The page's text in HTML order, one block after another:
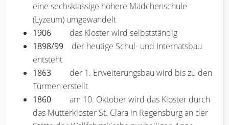
eine sechsklassige höhere Mädchenschule
(Lyzeum) umgewandelt
1906 das Kloster wird selbstständig
1898/99 der heutige Schul- und Internatsbau
entsteht
1863 der 1. Erweiterungsbau wird bis zu den
Türmen erstellt
1860
am 10. Oktober wird das Kloster durch
das Mutterkloster St. Clara in Regensburg an der